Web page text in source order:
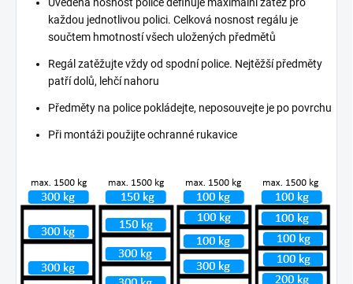
každou jednotlivou polici. Celková nosnost regálu je
součtem hmotností všech uložených předmětů
Regál zatěžujte vždy od spodní police. Nejtěžší předměty
patří dolů, lehčí nahoru
Předměty na police pokládejte, neposouvejte je po povrchu
Při montáži použijte ochranné rukavice